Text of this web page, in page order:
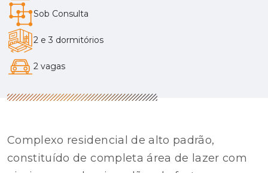
Sob Consulta
2 e 3 dormitórios
2 vagas
Complexo residencial de alto padrão,
constituído de completa área de lazer com